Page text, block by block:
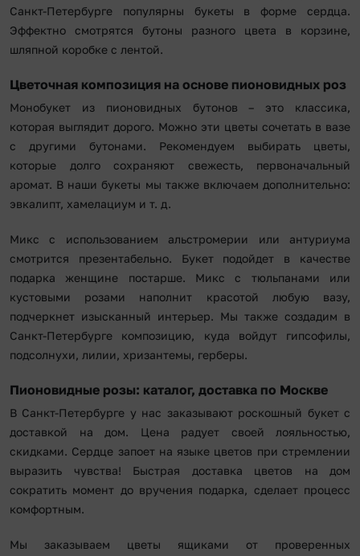
Санкт-Петербурге популярны букеты в форме сердца.
Эффектно смотрятся бутоны разного цвета в корзине,
шляпной коробке с лентой.
Цветочная композиция на основе пионовидных роз
Монобукет из пионовидных бутонов – это классика,
которая выглядит дорого. Можно эти цветы сочетать в вазе
с другими бутонами. Рекомендуем выбирать цветы,
которые долго сохраняют свежесть, первоначальный
аромат. В наши букеты мы также включаем дополнительно:
эвкалипт, хамелациум и т. д.
Микс с использованием альстромерии или антуриума
смотрится презентабельно. Букет подойдет в качестве
подарка женщине постарше. Микс с тюльпанами или
кустовыми розами наполнит красотой любую вазу,
подчеркнет изысканный интерьер. Мы также создадим в
Санкт-Петербурге композицию, куда войдут гипсофилы,
подсолнухи, лилии, хризантемы, герберы.
Пионовидные розы: каталог, доставка по Москве
В Санкт-Петербурге у нас заказывают роскошный букет с
доставкой на дом. Цена радует своей лояльностью,
скидками. Сердце запоет на языке цветов при стремлении
выразить чувства! Быстрая доставка цветов на дом
сократить момент до вручения подарка, сделает процесс
комфортным.
Мы заказываем цветы ящиками от проверенных